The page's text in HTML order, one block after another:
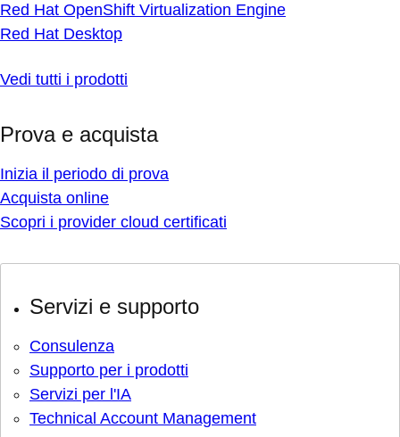
Red Hat OpenShift Virtualization Engine
Red Hat Desktop
Vedi tutti i prodotti
Prova e acquista
Inizia il periodo di prova
Acquista online
Scopri i provider cloud certificati
Servizi e supporto
Consulenza
Supporto per i prodotti
Servizi per l'IA
Technical Account Management